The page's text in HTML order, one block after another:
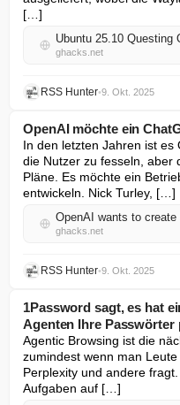
[…]
Ubuntu 25.10 Questing
ghacks.net
RSS Hunter•9. Okt. 2025
OpenAI möchte ein
In den letzten Jahren ist es
die Nutzer zu fesseln, aber
Pläne. Es möchte ein
entwickeln. Nick Turley, […]
OpenAI wants to
ghacks.net
RSS Hunter•9. Okt. 2025
1Password sagt, es hat
Agenten Ihre Passwörter
Agentic Browsing ist die
zumindest wenn man
Perplexity und andere
Aufgaben auf […]